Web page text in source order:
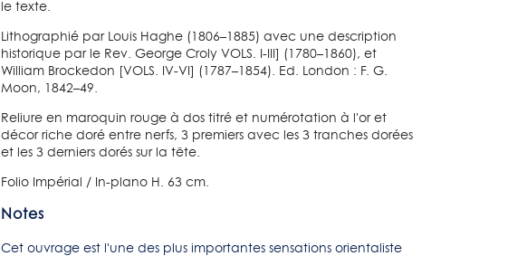
le texte.
Lithographié par Louis Haghe (1806–1885) avec une description
historique par le Rev. George Croly VOLS. I-III] (1780–1860), et
William Brockedon [VOLS. IV-VI] (1787–1854). Ed. London : F. G.
Moon, 1842–49.
Reliure en maroquin rouge à dos titré et numérotation à l'or et
décor riche doré entre nerfs, 3 premiers avec les 3 tranches dorées
et les 3 derniers dorés sur la tête.
Folio Impérial / In-plano H. 63 cm.
Notes
Cet ouvrage est l'une des plus importantes sensations orientaliste